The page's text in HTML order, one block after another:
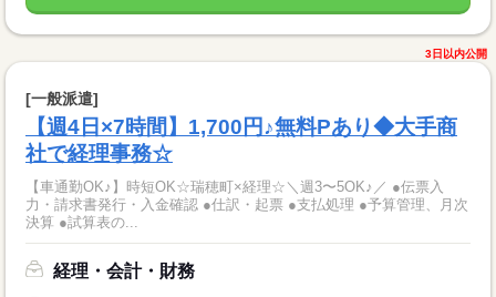
3日以内公開
[一般派遣]
【週4日×7時間】1,700円♪無料Pあり◆大手商
社で経理事務☆
【車通勤OK♪】時短OK☆瑞穂町×経理☆＼週3〜5OK♪／ ●伝票入
力・請求書発行・入金確認 ●仕訳・起票 ●支払処理 ●予算管理、月次
決算 ●試算表の...
経理・会計・財務